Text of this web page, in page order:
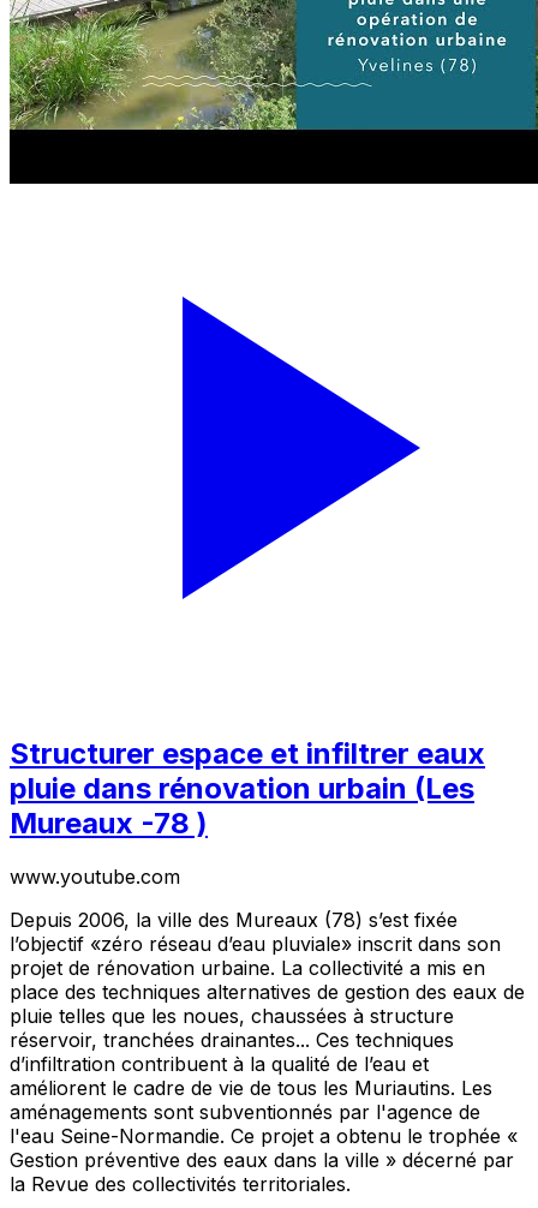
Structurer espace et infiltrer eaux
pluie dans rénovation urbain (Les
Mureaux -78 )
www.youtube.com
Depuis 2006, la ville des Mureaux (78) s’est fixée
l’objectif «zéro réseau d’eau pluviale» inscrit dans son
projet de rénovation urbaine. La collectivité a mis en
place des techniques alternatives de gestion des eaux de
pluie telles que les noues, chaussées à structure
réservoir, tranchées drainantes... Ces techniques
d’infiltration contribuent à la qualité de l’eau et
améliorent le cadre de vie de tous les Muriautins. Les
aménagements sont subventionnés par l'agence de
l'eau Seine-Normandie. Ce projet a obtenu le trophée «
Gestion préventive des eaux dans la ville » décerné par
la Revue des collectivités territoriales.